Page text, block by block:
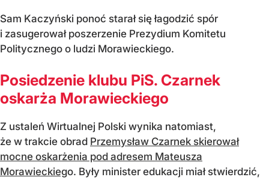
Sam Kaczyński ponoć starał się łagodzić spór
i zasugerował poszerzenie Prezydium Komitetu
Politycznego o ludzi Morawieckiego.
Posiedzenie klubu PiS. Czarnek
oskarża Morawieckiego
Z ustaleń Wirtualnej Polski wynika natomiast,
że w trakcie obrad Przemysław Czarnek skierował
mocne oskarżenia pod adresem Mateusza
Morawieckiego. Były minister edukacji miał stwierdzić,